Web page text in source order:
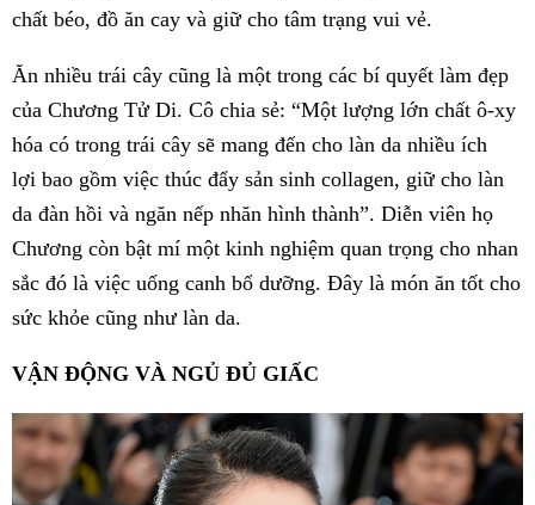
chất béo, đồ ăn cay và giữ cho tâm trạng vui vẻ.
Ăn nhiều trái cây cũng là một trong các bí quyết làm đẹp
của Chương Tử Di. Cô chia sẻ: “Một lượng lớn chất ô-xy
hóa có trong trái cây sẽ mang đến cho làn da nhiều ích
lợi bao gồm việc thúc đẩy sản sinh collagen, giữ cho làn
da đàn hồi và ngăn nếp nhăn hình thành”. Diễn viên họ
Chương còn bật mí một kinh nghiệm quan trọng cho nhan
sắc đó là việc uống canh bổ dưỡng. Đây là món ăn tốt cho
sức khỏe cũng như làn da.
VẬN ĐỘNG VÀ NGỦ ĐỦ GIẤC